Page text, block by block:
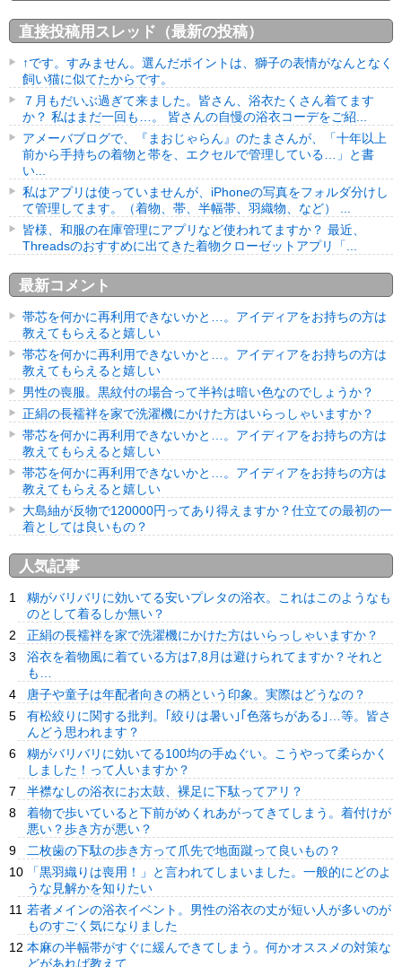
直接投稿用スレッド（最新の投稿）
↑です。すみません。選んだポイントは、獅子の表情がなんとなく
飼い猫に似てたからです。
７月もだいぶ過ぎて来ました。皆さん、浴衣たくさん着てます
か？ 私はまだ一回も…。 皆さんの自慢の浴衣コーデをご紹...
アメーバブログで、『まおじゃらん』のたまさんが、「十年以上
前から手持ちの着物と帯を、エクセルで管理している…」と書
い...
私はアプリは使っていませんが、iPhoneの写真をフォルダ分けし
て管理してます。（着物、帯、半幅帯、羽織物、など） ...
皆様、和服の在庫管理にアプリなど使われてますか？ 最近、
Threadsのおすすめに出てきた着物クローゼットアプリ「...
最新コメント
帯芯を何かに再利用できないかと…。アイディアをお持ちの方は
教えてもらえると嬉しい
帯芯を何かに再利用できないかと…。アイディアをお持ちの方は
教えてもらえると嬉しい
男性の喪服。黒紋付の場合って半衿は暗い色なのでしょうか？
正絹の長襦袢を家で洗濯機にかけた方はいらっしゃいますか？
帯芯を何かに再利用できないかと…。アイディアをお持ちの方は
教えてもらえると嬉しい
帯芯を何かに再利用できないかと…。アイディアをお持ちの方は
教えてもらえると嬉しい
大島紬が反物で120000円ってあり得えますか？仕立ての最初の一
着としては良いもの？
人気記事
糊がバリバリに効いてる安いプレタの浴衣。これはこのようなも
のとして着るしか無い？
正絹の長襦袢を家で洗濯機にかけた方はいらっしゃいますか？
浴衣を着物風に着ている方は7,8月は避けられてますか？それと
も…
唐子や童子は年配者向きの柄という印象。実際はどうなの？
有松絞りに関する批判。｢絞りは暑い｣｢色落ちがある｣…等。皆さ
んどう思われます？
糊がバリバリに効いてる100均の手ぬぐい。こうやって柔らかく
しました！って人いますか？
半襟なしの浴衣にお太鼓、裸足に下駄ってアリ？
着物で歩いていると下前がめくれあがってきてしまう。着付けが
悪い？歩き方が悪い？
二枚歯の下駄の歩き方って爪先で地面蹴って良いもの？
「黒羽織りは喪用！」と言われてしまいました。一般的にどのよ
うな見解かを知りたい
若者メインの浴衣イベント。男性の浴衣の丈が短い人が多いのが
ものすごく気になりました
本麻の半幅帯がすぐに緩んできてしまう。何かオススメの対策な
どがあれば教えて